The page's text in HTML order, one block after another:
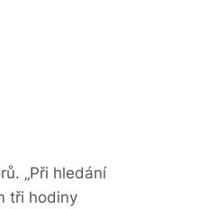
„Při hledání
tři hodiny